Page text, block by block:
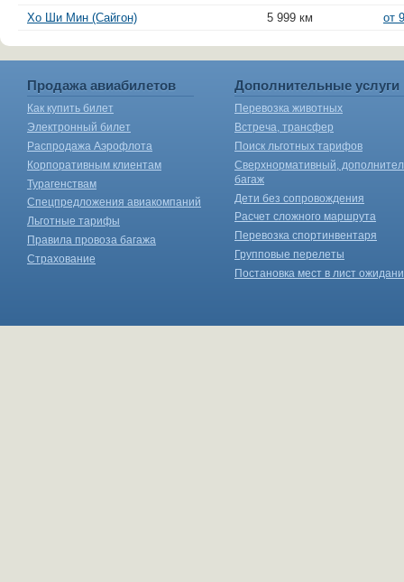
Хо Ши Мин (Сайгон)
5 999 км от
Продажа авиабилетов
Как купить билет
Электронный билет
Распродажа Аэрофлота
Корпоративным клиентам
Турагенствам
Спецпредложения авиакомпаний
Льготные тарифы
Правила провоза багажа
Страхование
Дополнительные услуги
Перевозка животных
Встреча, трансфер
Поиск льготных тарифов
Сверхнормативный,
багаж
Дети без сопровождения
Расчет сложного маршрута
Перевозка спортинвентаря
Групповые перелеты
Постановка мест в лист